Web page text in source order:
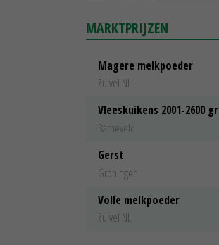
MARKTPRIJZEN
Magere melkpoeder
Zuivel NL
Vleeskuikens 2001-2600 gr
Barneveld
Gerst
Groningen
Volle melkpoeder
Zuivel NL